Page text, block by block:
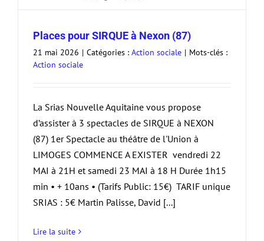
Places pour SIRQUE à Nexon (87)
21 mai 2026 | Catégories : Action sociale | Mots-clés :
Action sociale
La Srias Nouvelle Aquitaine vous propose
d’assister à 3 spectacles de SIRQUE à NEXON
(87) 1er Spectacle au théâtre de l'Union à
LIMOGES COMMENCE A EXISTER vendredi 22
MAI à 21H et samedi 23 MAI à 18 H Durée 1h15
min • + 10ans • (Tarifs Public: 15€) TARIF unique
SRIAS : 5€ Martin Palisse, David [...]
Lire la suite